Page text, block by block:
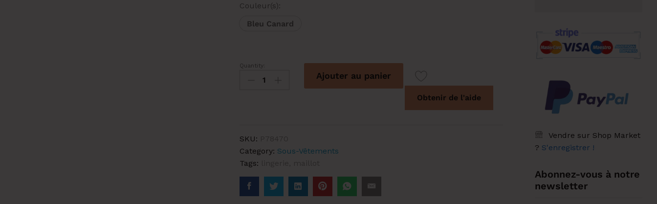
Couleur(s):
Bleu Canard
Tanga
GRAPHIC
Quantity:
Ajouter au panier
Obtenir de l'aide
SKU:
Category: Sous-Vêtements
Tags:
Vendre sur Shop Market
? S'enregistrer !
Abonnez-vous à notre
newsletter